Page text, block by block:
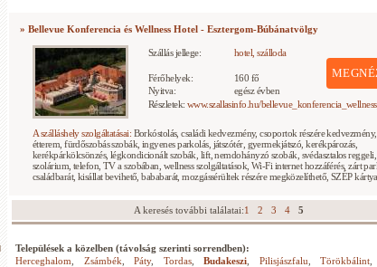
» Bellevue Konferencia és Wellness Hotel - Esztergom-Búbánatvölgy
Szállás jellege: hotel, szálloda
Férőhelyek:
160 fő
Nyitva:
egész évben
Részletek: www.szallasinfo.hu/
A szálláshely szolgáltatásai: Borkóstolás, családi kedvezmény, csoportok részére
étterem, fürdőszobás szobák, ingyenes parkolás, játszótér, gyermekjátszó, kerékpározás,
kerékpárkölcsönzés, légkondicionált szobák, lift, nemdohányzó szobák, svédasztalos reggeli,
szolárium, telefon, TV a szobában, wellness szolgáltatások, Wi-Fi internet hozzáférés, zárt
családbarát, kisállat bevihető, bababarát, mozgássérültek részére megközelíthető, SZÉP
A keresés további találatai:1 2 3 4 5
Települések a közelben (távolság szerinti sorrendben):
Herceghalom
Zsámbék ,Páty, Tordas,Budakeszi Pilisjászfalu ,Törökbálint